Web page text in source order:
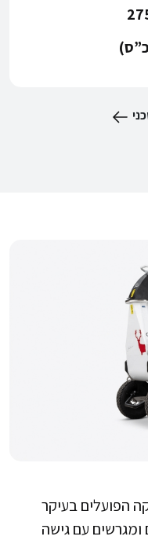
הפועלים בעיקר
ומגרשים עם גישה